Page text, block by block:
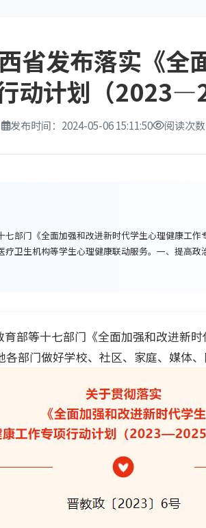
省发布落实《全
动计划（
发布时间：2024-05-06 15:11:50 阅读次
七部门《全面加强和改进新时代学生心理健康工
卫生机构等学生心理健康联动服务。一、提高政
部等十七部门《全面加强和改进新
部门做好学校、社区、家庭、媒体、